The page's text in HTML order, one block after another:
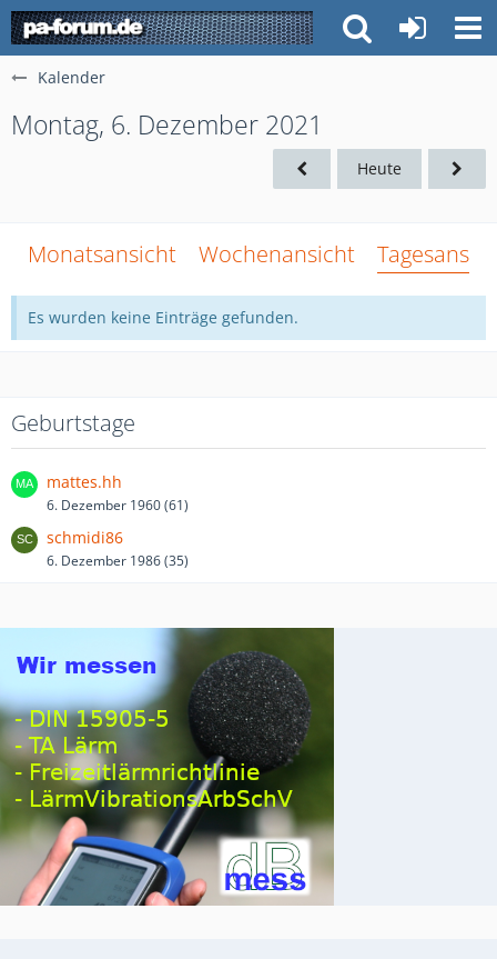
Kalender
Montag, 6. Dezember 2021
Heute
Monatsansicht Wochenansicht
Es wurden keine Einträge gefunden.
Geburtstage
mattes.hh
6. Dezember 1960 (61)
schmidi86
6. Dezember 1986 (35)